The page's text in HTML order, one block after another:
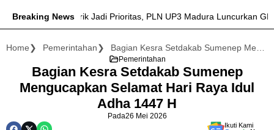
Breaking News
Listrik Jadi Prioritas, PLN UP3 Madura Luncurkan
Home Pemerintahan
Pemerintahan
Bagian Kesra Setdakab Sumenep
Mengucapkan Selamat Hari Raya Idul
Adha 1447 H
Pada26 Mei 2026
Ikuti Kami